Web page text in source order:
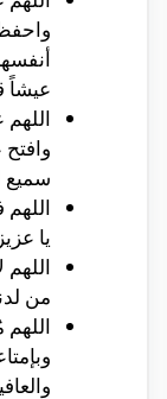
عيشاً
سميع
اللهم
يا
من